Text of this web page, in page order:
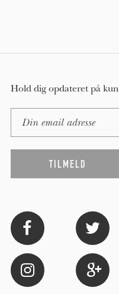
Hold dig opdateret på